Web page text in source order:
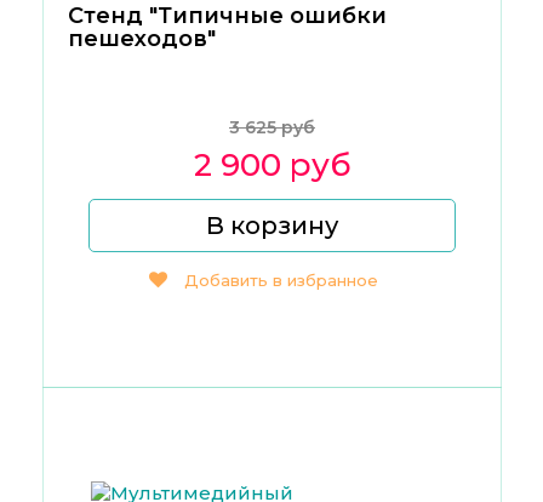
Стенд "Типичные ошибки
пешеходов"
3 625 руб
2 900 руб
В корзину
Добавить в избранное